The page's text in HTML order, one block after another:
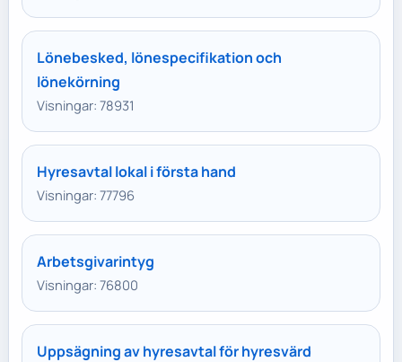
Lönebesked, lönespecifikation och
lönekörning
Visningar: 78931
Hyresavtal lokal i första hand
Visningar: 77796
Arbetsgivarintyg
Visningar: 76800
Uppsägning av hyresavtal för hyresvärd